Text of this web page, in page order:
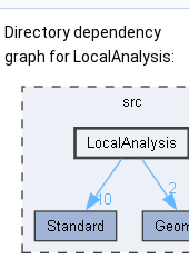
Directory dependency
graph for LocalAnalysis: